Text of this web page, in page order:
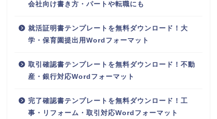
会社向け書き方・パートや転職にも
就活証明書テンプレートを無料ダウンロード！大
学・保育園提出用Wordフォーマット
取引確認書テンプレートを無料ダウンロード！不動
産・銀行対応Wordフォーマット
完了確認書テンプレートを無料ダウンロード！工
事・リフォーム・取引対応Wordフォーマット